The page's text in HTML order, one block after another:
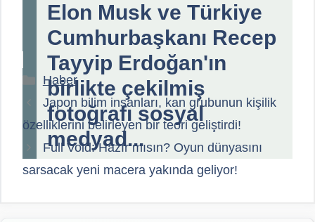
Elon Musk ve Türkiye
Cumhurbaşkanı Recep
Tayyip Erdoğan'ın
birlikte çekilmiş
fotoğrafı sosyal
medyad...
Kategoriler
Haber
Japon bilim insanları, kan grubunun kişilik
özelliklerini belirleyen bir teori geliştirdi!
Full Void: Hazır mısın? Oyun dünyasını
sarsacak yeni macera yakında geliyor!